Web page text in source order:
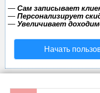
— Сам записывает
— Персонализирует
— Увеличивает
Начать